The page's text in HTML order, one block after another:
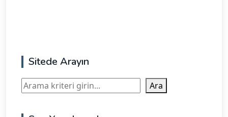
Sitede Arayın
Ara Ara